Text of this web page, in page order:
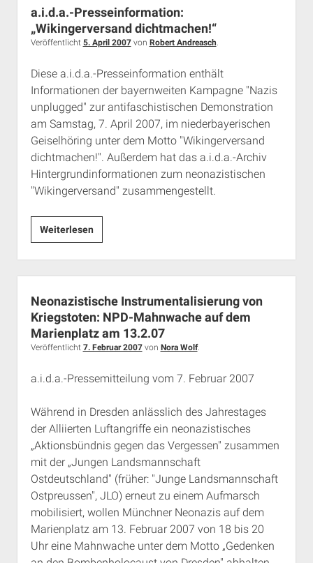
München:
Neonazi-
Mahnwache
dem
Marienplatz
a.i.d.a.-Presseinformation:
„Wikingerversand dichtmachen!“
Veröffentlicht 5. April 2007von Robert Andreasch
Diese a.i.d.a.-Presseinformation enthält
Informationen der bayernweiten Kampagne "Nazis
unplugged" zur antifaschistischen Demonstration
am Samstag, 7. April 2007, im niederbayerischen
Geiselhöring unter dem Motto "Wikingerversand
dichtmachen!". Außerdem hat das a.i.d.a.-Archiv
Hintergrundinformationen zum neonazistischen
"Wikingerversand" zusammengestellt.
Weiterlesena.i.d.a.-
Presseinformation:
„Wikingerversand
dichtmachen!“
Neonazistische Instrumentalisierung von
Kriegstoten: NPD-Mahnwache auf dem
Marienplatz am 13.2.07
Veröffentlicht 7. Februar 2007von Nora Wolf.
a.i.d.a.-Pressemitteilung vom 7. Februar 2007
Während in Dresden anlässlich des Jahrestages
der Alliierten Luftangriffe ein neonazistisches
„Aktionsbündnis gegen das Vergessen" zusammen
mit der „Jungen Landsmannschaft
Ostdeutschland" (früher: "Junge Landsmannschaft
Ostpreussen", JLO) erneut zu einem Aufmarsch
mobilisiert, wollen Münchner Neonazis auf dem
Marienplatz am 13. Februar 2007 von 18 bis 20
Uhr eine Mahnwache unter dem Motto „Gedenken